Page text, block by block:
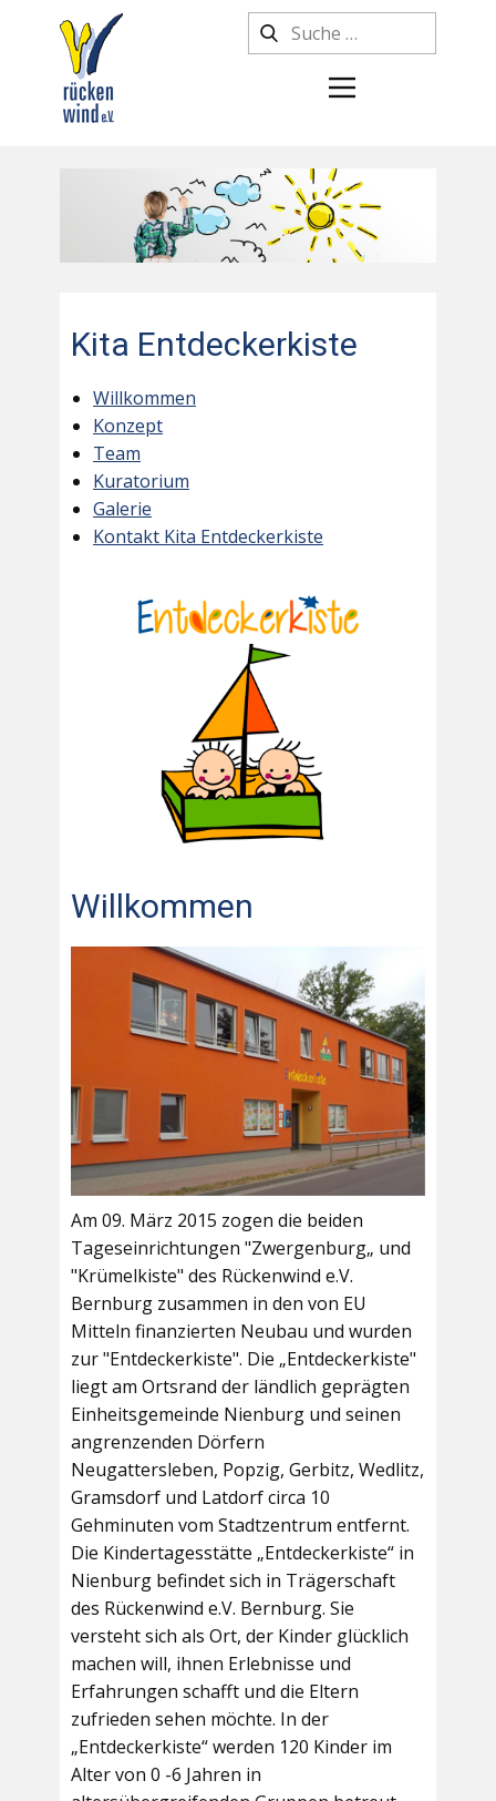
Kita Entdeckerkiste
Willkommen
Konzept
Team
Kuratorium
Galerie
Kontakt Kita Entdeckerkiste
Willkommen
Am 09. März 2015 zogen die beiden
Tageseinrichtungen "Zwergenburg„ und
"Krümelkiste" des Rückenwind e.V.
Bernburg zusammen in den von EU
Mitteln finanzierten Neubau und wurden
zur "Entdeckerkiste". Die „Entdeckerkiste"
liegt am Ortsrand der ländlich geprägten
Einheitsgemeinde Nienburg und seinen
angrenzenden Dörfern
Neugattersleben, Popzig, Gerbitz, Wedlitz,
Gramsdorf und Latdorf circa 10
Gehminuten vom Stadtzentrum entfernt.
Die Kindertagesstätte „Entdeckerkiste“ in
Nienburg befindet sich in Trägerschaft
des Rückenwind e.V. Bernburg. Sie
versteht sich als Ort, der Kinder glücklich
machen will, ihnen Erlebnisse und
Erfahrungen schafft und die Eltern
zufrieden sehen möchte. In der
„Entdeckerkiste“ werden 120 Kinder im
Alter von 0 -6 Jahren in